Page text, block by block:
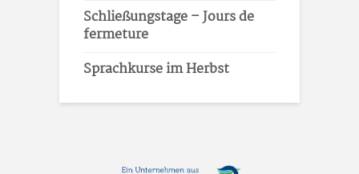
Schließungstage – Jours de
fermeture
Sprachkurse im Herbst